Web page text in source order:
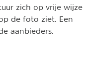
zich op vrije wijze
de foto ziet. Een
aanbieders.